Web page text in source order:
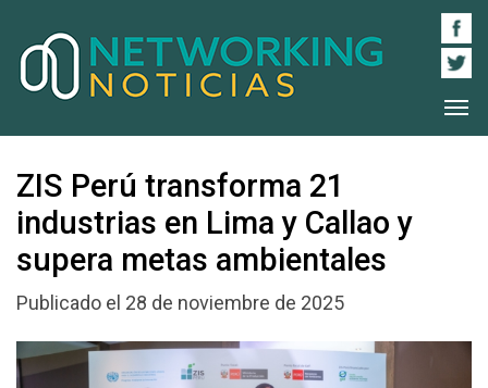
ZIS Perú transforma 21
industrias en Lima y Callao y
supera metas ambientales
Publicado el 28 de noviembre de 2025